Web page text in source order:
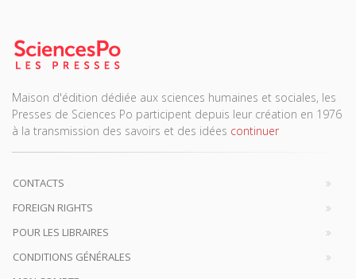
Maison d'édition dédiée aux sciences humaines et sociales, les
Presses de Sciences Po participent depuis leur création en 1976
à la transmission des savoirs et des idées continuer
CONTACTS
FOREIGN RIGHTS
POUR LES LIBRAIRES
CONDITIONS GÉNÉRALES